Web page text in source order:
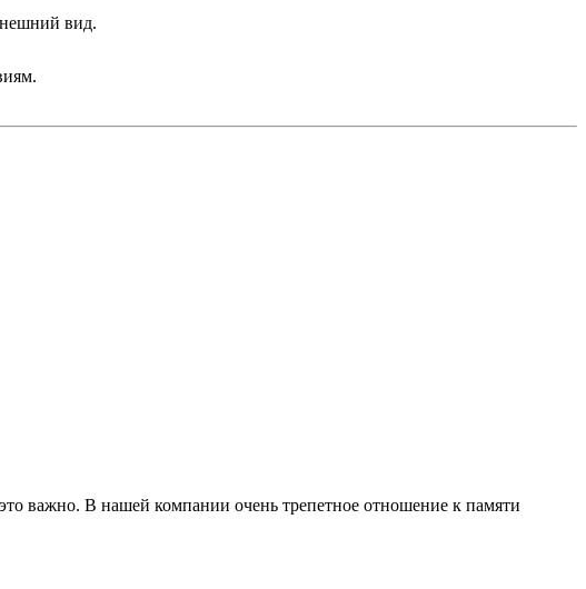
вид.
важно. В нашей компании очень трепетное отношение к памяти